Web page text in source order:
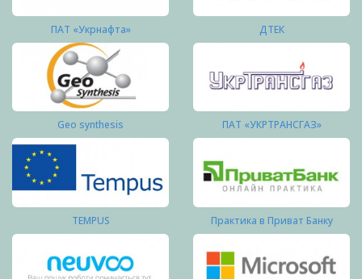
ПАТ «Укрнафта» ДТЕК
Geo synthesis ПАТ «УКРТРАНСГАЗ»
TEMPUS Практика в Приват Банку